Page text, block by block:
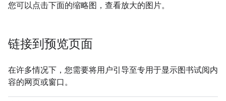
您可以点击下面的缩略图，查看放大的图片。
链接到预览页面
在许多情况下，您需要将用户引导至专用于显示图书试阅内
容的网页或窗口。